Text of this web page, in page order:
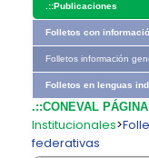
.::Publicaciones
Folletos con
Folletos información
Folletos en lenguas
.::CONEVAL
Institucionales>
federativas